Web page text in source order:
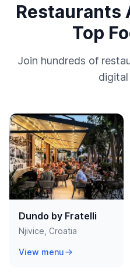
Restaurants
Top
Join hundreds of
digital
Dundo by Fratelli
Njivice, Croatia
View menu